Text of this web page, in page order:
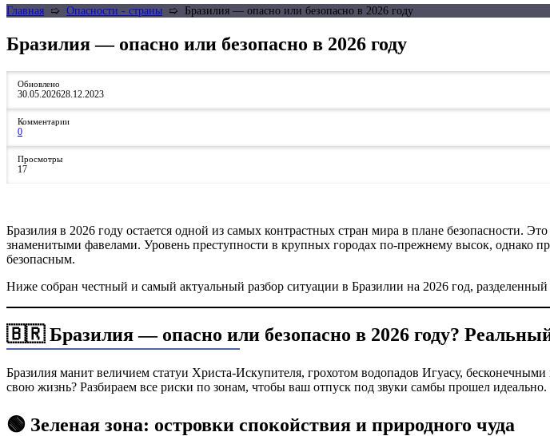
Главная ➯ Опасности - страны ➯ Бразилия — опасно или безопасно в 2026 году
Бразилия — опасно или безопасно в 2026 году
Обновлено
30.05.202628.12.2023
Комментарии
0
Просмотры
17
Бразилия в 2026 году остается одной из самых контрастных стран мира в плане безопасности.
знаменитыми фавелами. Уровень преступности в крупных городах по-прежнему высок, однако
безопасным.
Ниже собран честный и самый актуальный разбор ситуации в Бразилии на 2026 год, разделенный
🇧🇷 Бразилия — опасно или безопасно в 2026 году?
Бразилия манит величием статуи Христа-Искупителя, грохотом водопадов Игуасу,
свою жизнь? Разбираем все риски по зонам, чтобы ваш отпуск под звуки самбы прошел идеально.
🟢 Зеленая зона: островки спокойствия и природного чуда